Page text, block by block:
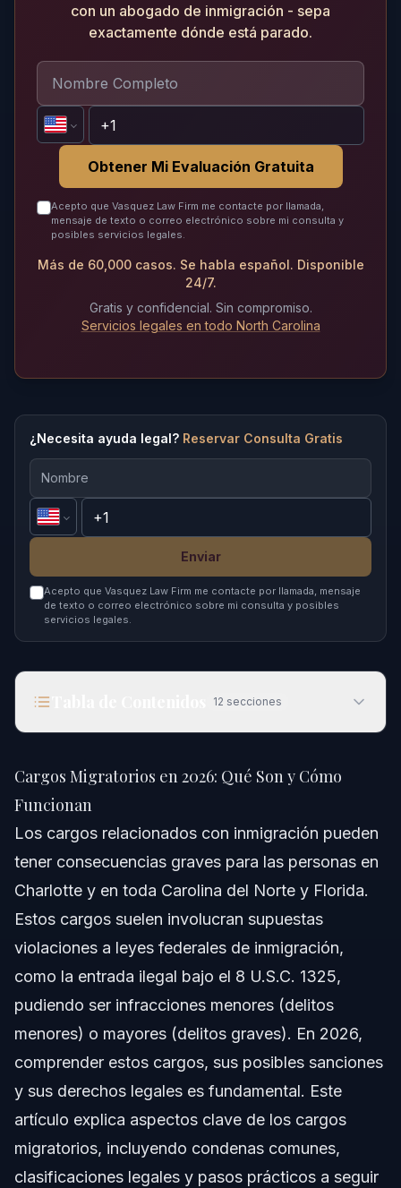
con un abogado de inmigración - sepa
exactamente dónde está parado.
Obtener Mi Evaluación Gratuita
Acepto que Vasquez Law Firm me contacte por llamada,
mensaje de texto o correo electrónico sobre mi consulta y
posibles servicios legales.
Más de 60,000 casos. Se habla español. Disponible
24/7.
Gratis y confidencial. Sin compromiso.
Servicios legales en todo North Carolina
¿Necesita ayuda legal? Reservar Consulta Gratis
Enviar
Acepto que Vasquez Law Firm me contacte por llamada, mensaje
de texto o correo electrónico sobre mi consulta y posibles
servicios legales.
12 secciones
Respuesta Rápida
Comprendiendo los Cargos Relacionados con la
Inmigración
Condenas Comunes Relacionadas con Inmigración
Clasificaciones Legales e Impacto
Por Qué Necesita Representación Legal
Errores Comunes y Cómo Evitarlos
Cronograma de Procedimientos por Cargos
Migratorios
Costos y Honorarios: Factores que Afectan su
Caso
Cargos Migratorios en 2026: Qué Son y Cómo
Funcionan
Los cargos relacionados con inmigración pueden
tener consecuencias graves para las personas en
Charlotte y en toda Carolina del Norte y Florida.
Estos cargos suelen involucran supuestas
violaciones a leyes federales de inmigración,
como la entrada ilegal bajo el 8 U.S.C. 1325,
pudiendo ser infracciones menores (delitos
menores) o mayores (delitos graves). En 2026,
comprender estos cargos, sus posibles sanciones
y sus derechos legales es fundamental. Este
artículo explica aspectos clave de los cargos
migratorios, incluyendo condenas comunes,
clasificaciones legales y pasos prácticos a seguir